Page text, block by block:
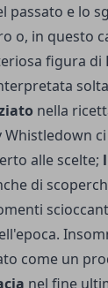
passato e lo
o, in questo
figura di
nella
Whistledown
alle scelte;
di
come un
nel fine